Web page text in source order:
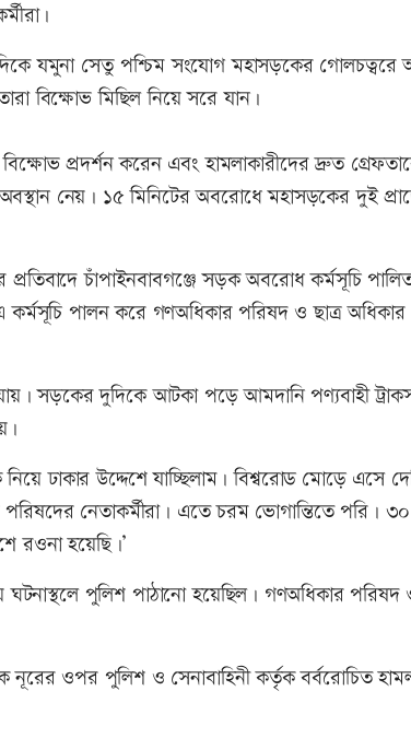
যমুনা সেতু পশ্চিম সংযোগ মহাসড়কের গোলচত্বরে
বিক্ষোভ মিছিল নিয়ে সরে যান।
প্রদর্শন করেন এবং হামলাকারীদের দ্রুত
নেয়। ১৫ মিনিটের অবরোধে মহাসড়কের দুই
চাঁপাইনবাবগঞ্জে সড়ক অবরোধ কর্মসূচি
পালন করে গণঅধিকার পরিষদ ও ছাত্র অধিকার
সড়কের দুদিকে আটকা পড়ে আমদানি পণ্যবাহী
ঢাকার উদ্দেশে যাচ্ছিলাম। বিশ্বরোড মোড়ে এসে
নেতাকর্মীরা। এতে চরম ভোগান্তিতে পরি। ৩০
রওনা হয়েছি।’
পুলিশ পাঠানো হয়েছিল। গণঅধিকার পরিষদ
ওপর পুলিশ ও সেনাবাহিনী কর্তৃক বর্বরোচিত